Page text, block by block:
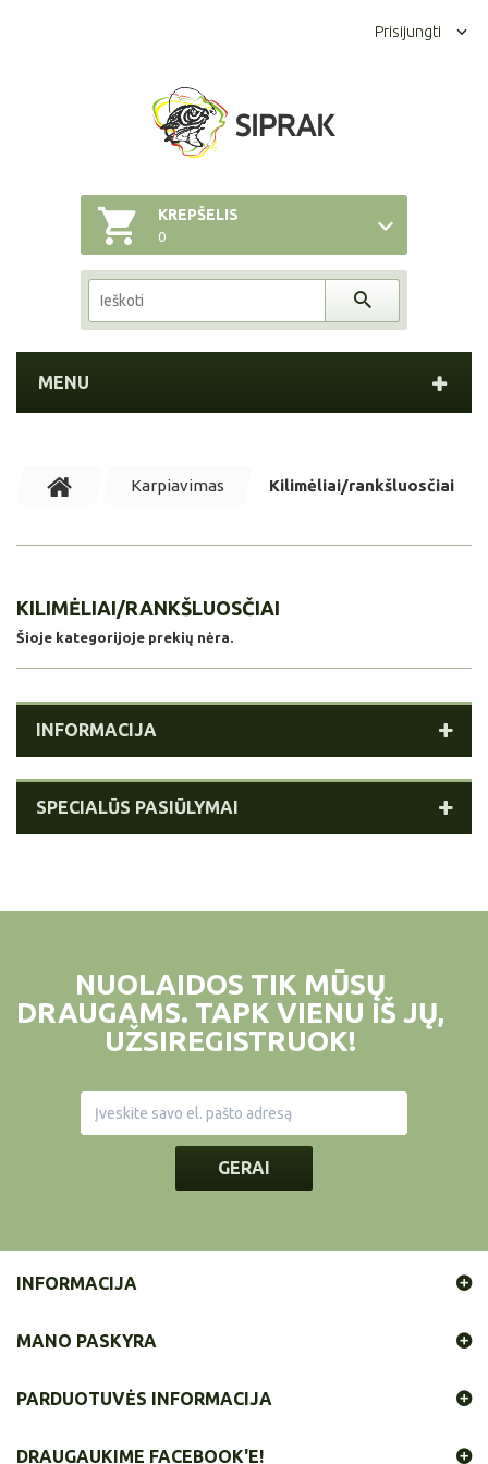
Prisijungti
KREPŠELIS
0
MENU
Karpiavimas Kilimėliai/rankšluosčiai
KILIMĖLIAI/RANKŠLUOSČIAI
Šioje kategorijoje prekių nėra.
INFORMACIJA
SPECIALŪS PASIŪLYMAI
NUOLAIDOS TIK MŪSŲ
DRAUGAMS. TAPK VIENU IŠ JŲ,
UŽSIREGISTRUOK!
GERAI
INFORMACIJA
MANO PASKYRA
PARDUOTUVĖS INFORMACIJA
DRAUGAUKIME FACEBOOK'E!